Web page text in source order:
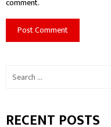
comment.
Search
RECENT POSTS